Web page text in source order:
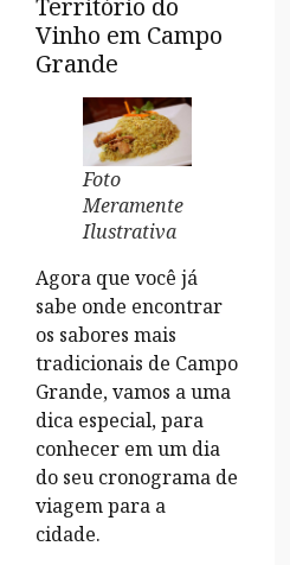
Território do
Vinho em Campo
Grande
Foto
Meramente
Ilustrativa
Agora que você já
sabe onde encontrar
os sabores mais
tradicionais de Campo
Grande, vamos a uma
dica especial, para
conhecer em um dia
do seu cronograma de
viagem para a
cidade.